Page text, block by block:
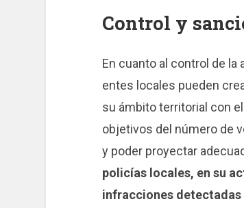
Control y
En cuanto al control de la
entes locales pueden
su ámbito territorial con
objetivos del número de
y poder proyectar
policías locales, en su
infracciones detectadas